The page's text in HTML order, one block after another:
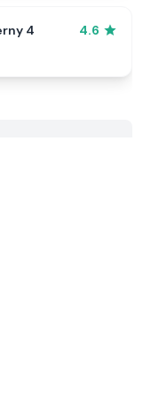
4 4.6